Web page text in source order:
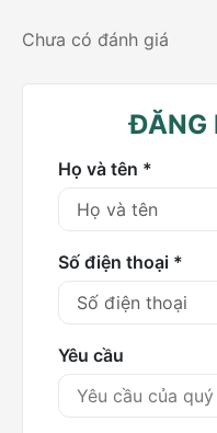
khớp, xơ hóa dây
Chưa có đánh giá
ĐĂNG
Họ và tên *
Số điện thoại *
Yêu cầu